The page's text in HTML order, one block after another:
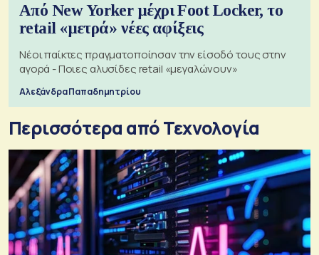
Από New Yorker μέχρι Foot Locker, το
retail «μετρά» νέες αφίξεις
Νέοι παίκτες πραγματοποίησαν την είσοδό τους στην
αγορά - Ποιες αλυσίδες retail «μεγαλώνουν»
Αλεξάνδρα Παπαδημητρίου
Περισσότερα από Τεχνολογία